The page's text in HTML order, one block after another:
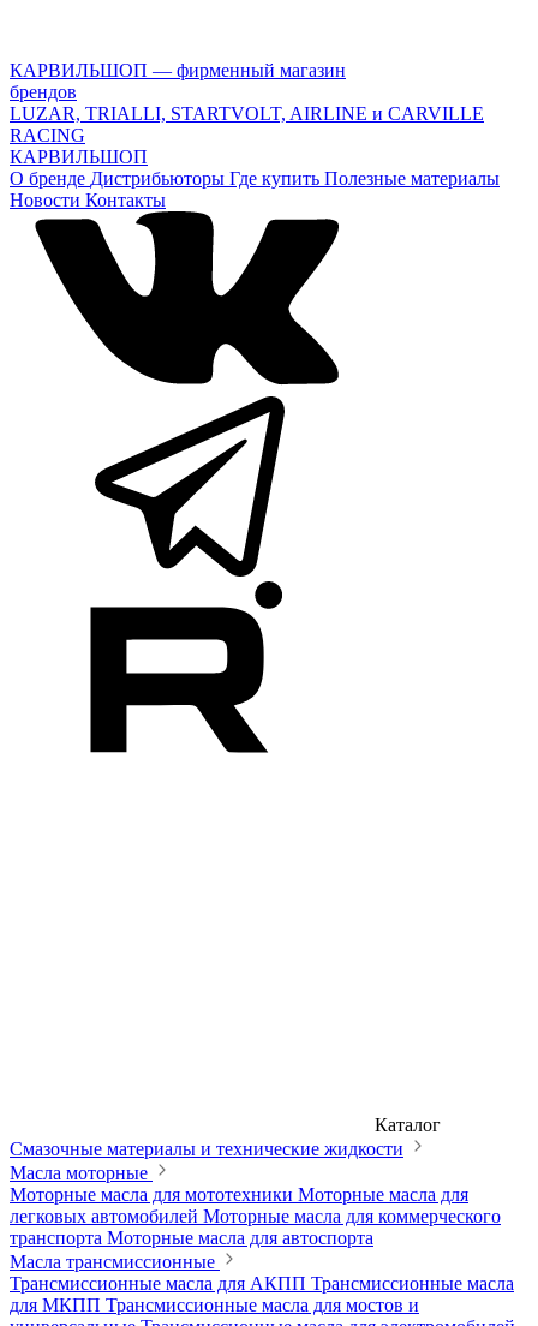
КАРВИЛЬШОП — фирменный магазин
брендов
LUZAR, TRIALLI, STARTVOLT, AIRLINE и CARVILLE
RACING
КАРВИЛЬШОП
О бренде Дистрибьюторы Где купить Полезные материалы
Новости Контакты
Каталог
Смазочные материалы и технические жидкости
Масла моторные
Моторные масла для мототехники Моторные масла для
легковых автомобилей Моторные масла для коммерческого
транспорта Моторные масла для автоспорта
Масла трансмиссионные
Трансмиссионные масла для АКПП Трансмиссионные масла
для МКПП Трансмиссионные масла для мостов и